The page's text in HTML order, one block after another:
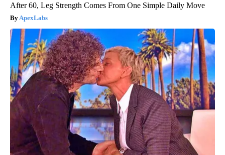
After 60, Leg Strength Comes From One Simple Daily Move
ApexLabs